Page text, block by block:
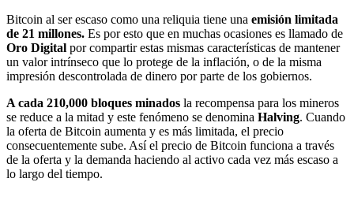
Bitcoin al ser escaso como una reliquia tiene una emisión limitada
de 21 millones. Es por esto que en muchas ocasiones es llamado de
Oro Digital por compartir estas mismas características de mantener
un valor intrínseco que lo protege de la inflación, o de la misma
impresión descontrolada de dinero por parte de los gobiernos.
A cada 210,000 bloques minados la recompensa para los mineros
se reduce a la mitad y este fenómeno se denomina Halving. Cuando
la oferta de Bitcoin aumenta y es más limitada, el precio
consecuentemente sube. Así el precio de Bitcoin funciona a través
de la oferta y la demanda haciendo al activo cada vez más escaso a
lo largo del tiempo.